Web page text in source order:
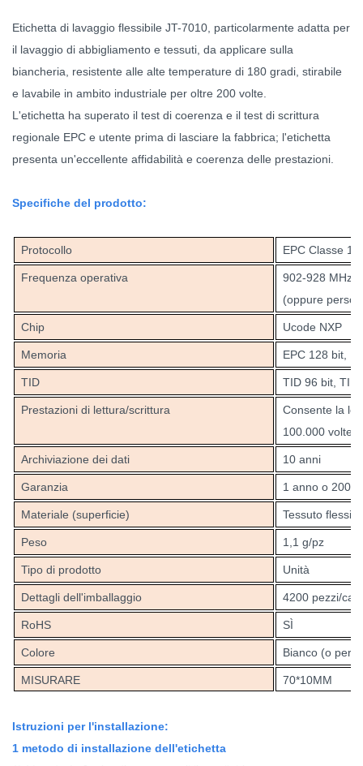
Etichetta di lavaggio flessibile JT-7010, particolarmente adatta per
il lavaggio di abbigliamento e tessuti, da applicare sulla
biancheria, resistente alle alte temperature di 180 gradi, stirabile
e lavabile in ambito industriale per oltre 200 volte.
L'etichetta ha superato il test di coerenza e il test di scrittura
regionale EPC e utente prima di lasciare la fabbrica; l'etichetta
presenta un'eccellente affidabilità e coerenza delle prestazioni.
Specifiche del prodotto:
Protocollo EPC Classe 1
Frequenza operativa
902-928 MHz
(oppure
Chip Ucode NXP
Memoria EPC 128 bit,
TID TID 96 bit, TID
Prestazioni di lettura/scrittura
Consente la
100.000 volte)
Archiviazione dei dati 10 anni
Garanzia 1 anno o 200
Materiale (superficie) Tessuto
Peso 1,1 g/pz
Tipo di prodotto Unità
Dettagli dell'imballaggio 4200 pezzi/
RoHS SÌ
Colore Bianco (o
MISURARE 70*10MM
Istruzioni per l'installazione:
1 metodo di installazione dell'etichetta